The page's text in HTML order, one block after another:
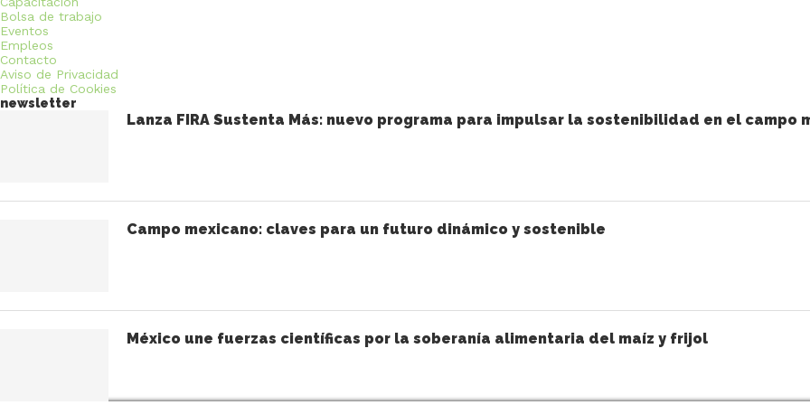
Bolsa de trabajo
Eventos
Empleos
Contacto
Aviso de Privacidad
Política de Cookies
newsletter
Lanza FIRA Sustenta Más: nuevo programa para impulsar la sostenibilidad en el campo
Campo mexicano: claves para un futuro dinámico y sostenible
México une fuerzas científicas por la soberanía alimentaria del maíz y frijol